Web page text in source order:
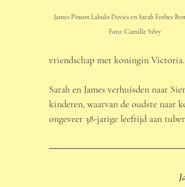
James Pinson Labulo Davies en Sarah Forbes
Foto: Camille Silvy
vriendschap met koningin Victoria.
Sarah en James verhuisden naar
kinderen, waarvan de oudste naar
ongeveer 38-jarige leeftijd aan